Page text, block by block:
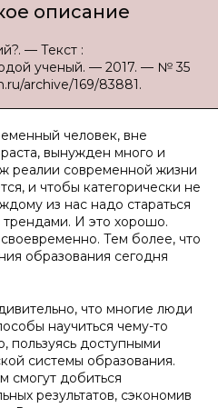
описание
— Текст :
ученый. — 2017. — № 35
archive/169/83881.
человек, вне
вынужден много и
реалии современной жизни
и чтобы категорически не
из нас надо стараться
трендами. И это хорошо.
Тем более, что
образования сегодня
что многие люди
научиться чему-то
пользуясь доступными
системы образования.
смогут добиться
результатов, сэкономив